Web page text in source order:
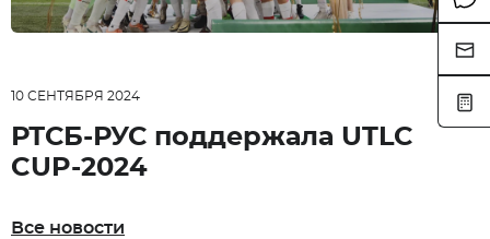
115114 г. Москва, ул. Летниковская, д. 2, стр. 3,
10 СЕНТЯБРЯ 2024
РТСБ-РУС поддержала UTLC
CUP-2024
Все новости
MAX.
связи.
Отправить резюме